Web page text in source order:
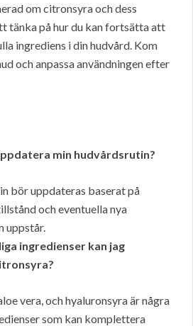
om citronsyra och dess
tänka på hur du kan fortsätta att
ingrediens i din hudvård. Kom
och anpassa användningen efter
min hudvårdsrutin?
bör uppdateras baserat på
och eventuella nya
uppstår.
ingredienser kan jag
vera, och hyaluronsyra är några
som kan komplettera